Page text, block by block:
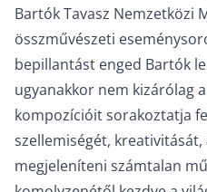
Bartók Tavasz Nemzetközi
összművészeti
bepillantást enged Bartók
ugyanakkor nem kizárólag
kompozícióit sorakoztatja
szellemiségét,
megjeleníteni számtalan